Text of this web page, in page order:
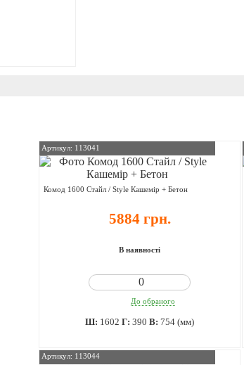
Артикул: 113041
Комод 1600 Стайл / Style Кашемір + Бетон
5884 грн.
В наявності
До обраного
Ш: 1602 Г:390 В:754 (мм)
Артикул: 113044